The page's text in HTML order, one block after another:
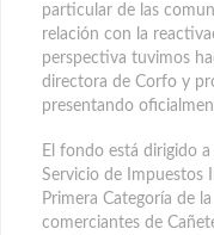
particular de las
relación con la
perspectiva tuvimos
directora de Corfo y
presentando
El fondo está dirigido
Servicio de Impuestos
Primera Categoría de
comerciantes de